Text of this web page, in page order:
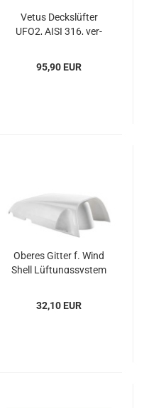
Vetus Decks­lüf­ter
UFO2, AISI 316, ver­
95,90 EUR
Obe­res Git­ter f. Wind
Shell Lüf­tungs­sys­tem
32,10 EUR